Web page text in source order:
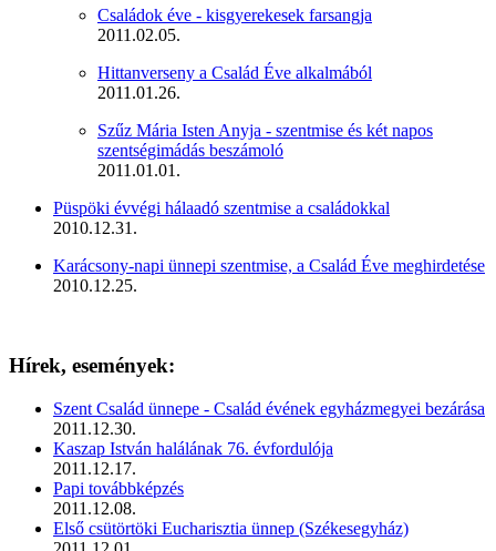
Családok éve - kisgyerekesek farsangja
2011.02.05.
Hittanverseny a Család Éve alkalmából
2011.01.26.
Szűz Mária Isten Anyja - szentmise és két napos
szentségimádás beszámoló
2011.01.01.
Püspöki évvégi hálaadó szentmise a családokkal
2010.12.31.
Karácsony-napi ünnepi szentmise, a Család Éve meghirdetése
2010.12.25.
Hírek, események:
Szent Család ünnepe - Család évének egyházmegyei bezárása
2011.12.30.
Kaszap István halálának 76. évfordulója
2011.12.17.
Papi továbbképzés
2011.12.08.
Első csütörtöki Eucharisztia ünnep (Székesegyház)